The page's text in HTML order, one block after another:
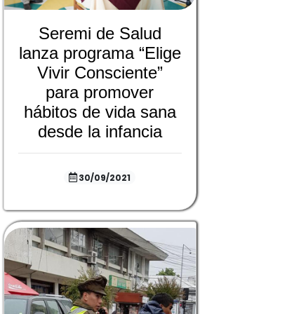
Seremi de Salud
lanza programa “Elige
Vivir Consciente”
para promover
hábitos de vida sana
desde la infancia
30/09/2021